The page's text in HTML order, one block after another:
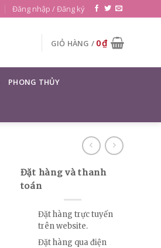
Đăng nhập / Đăng ký
GIỎ HÀNG / 0₫
PHONG THỦY
Đặt hàng và thanh
toán
Đặt hàng trực tuyến
trên website.
Đặt hàng qua điện